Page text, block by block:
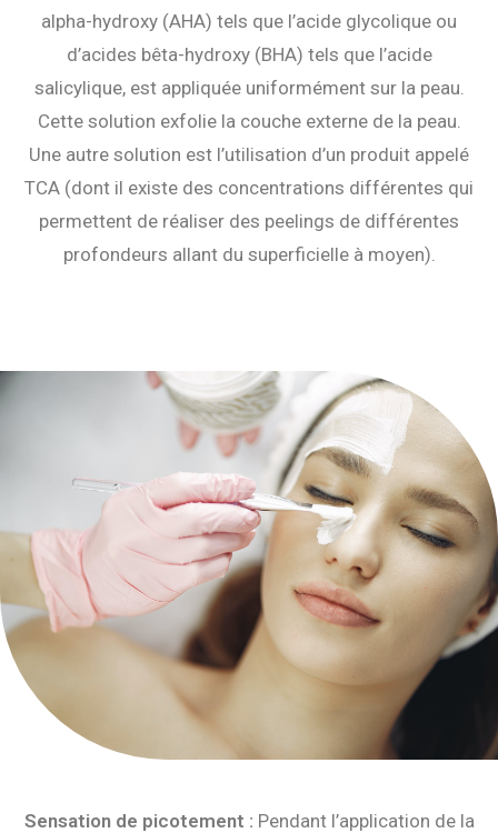
alpha-hydroxy (AHA) tels que l’acide glycolique ou
d’acides bêta-hydroxy (BHA) tels que l’acide
salicylique, est appliquée uniformément sur la peau.
Cette solution exfolie la couche externe de la peau.
Une autre solution est l’utilisation d’un produit appelé
TCA (dont il existe des concentrations différentes qui
permettent de réaliser des peelings de différentes
profondeurs allant du superficielle à moyen).
Sensation de picotement : Pendant l’application de la